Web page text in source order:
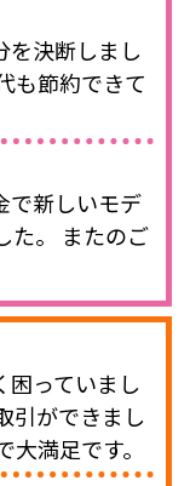
を決断しまし
も節約できて
で新しいモデ
た。 またのご
困っていまし
引ができまし
満足です。